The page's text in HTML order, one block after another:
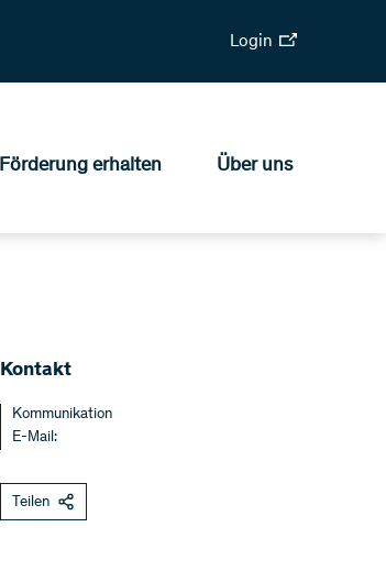
Login
Förderung erhalten Über uns
​Kontakt
Kommunikation
E-Mail:
Teilen